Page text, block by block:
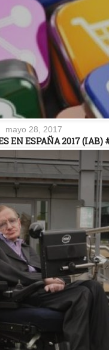
mayo 28, 2017
EN ESPAÑA 2017